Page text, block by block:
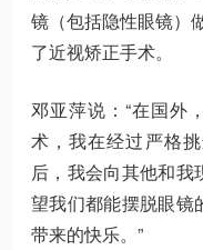
镜（包括隐性眼镜）
了近视矫正手术。
邓亚萍说：“在国外
术，我在经过严格
后，我会向其他和
望我们都能摆脱眼镜
带来的快乐。”